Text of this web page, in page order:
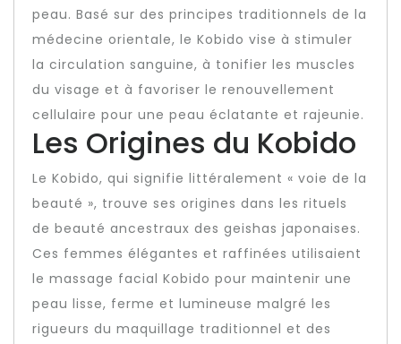
peau. Basé sur des principes traditionnels de la
médecine orientale, le Kobido vise à stimuler
la circulation sanguine, à tonifier les muscles
du visage et à favoriser le renouvellement
cellulaire pour une peau éclatante et rajeunie.
Les Origines du Kobido
Le Kobido, qui signifie littéralement « voie de la
beauté », trouve ses origines dans les rituels
de beauté ancestraux des geishas japonaises.
Ces femmes élégantes et raffinées utilisaient
le massage facial Kobido pour maintenir une
peau lisse, ferme et lumineuse malgré les
rigueurs du maquillage traditionnel et des